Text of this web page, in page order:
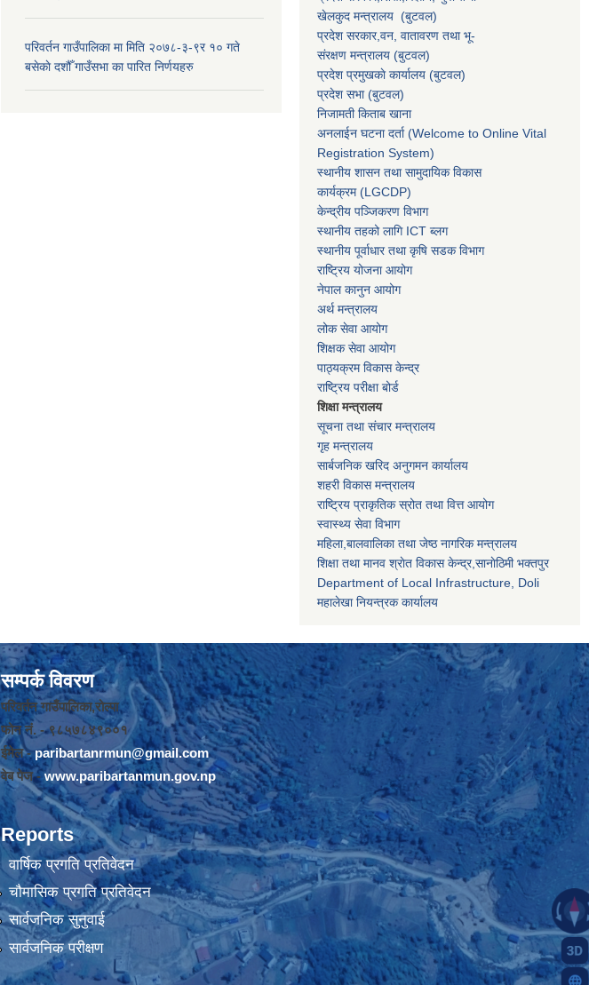
परिवर्तन गाउँपालिका मा मिति २०७८-३-९र १० गते
बसेकाे दशौँ गाउँसभा का पारित निर्णयहरु
खेलकुद मन्त्रालय (बुटवल)
प्रदेश सरकार,वन, वातावरण तथा भू-
संरक्षण मन्त्रालय (बुटवल)
प्रदेश प्रमुखकाे कार्यालय (बुटवल)
प्रदेश सभा (बुटवल)
निजामती किताब खाना
अनलाईन घटना दर्ता (Welcome to Online Vital
Registration System)
स्थानीय शासन तथा सामुदायिक विकास
कार्यक्रम (LGCDP)
केन्द्रीय पञ्जिकरण विभाग
स्थानीय तहको लागि ICT ब्लग
स्थानीय पूर्वाधार तथा कृषि सडक विभाग
राष्ट्रिय योजना आयोग
नेपाल कानुन आयोग
अर्थ मन्त्रालय
लोक सेवा आयोग
शिक्षक सेवा आयोग
पाठ्यक्रम विकास केन्द्र
राष्ट्रिय परीक्षा बोर्ड
शिक्षा मन्त्रालय
सूचना तथा संचार मन्त्रालय
गृह मन्त्रालय
सार्बजनिक खरिद अनुगमन कार्यालय
शहरी विकास मन्त्रालय
राष्ट्रिय प्राकृतिक स्रोत तथा वित्त आयोग
स्वास्थ्य सेवा विभाग
महिला,बालवालिका तथा जेष्ठ नागरिक मन्त्रालय
शिक्षा तथा मानव श्राेत विकास केन्द्र,सानाेठिमी भक्तपुर
Department of Local Infrastructure, Doli
महालेखा नियन्त्रक कार्यालय
सम्पर्क विवरण
परिवर्तन गाउँपालिका,रोल्पा
फोन नंं. - ९८५७८४९००१
ईमेल -paribartanrmun@gmail.com
वेब पेज -www.paribartanmun.gov.np
Reports
वार्षिक प्रगति प्रतिवेदन
चौमासिक प्रगति प्रतिवेदन
सार्वजनिक सुनुवाई
सार्वजनिक परीक्षण